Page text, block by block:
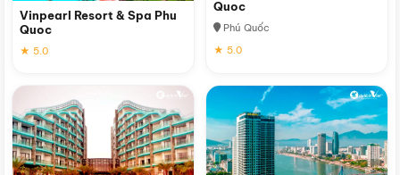
Vinpearl Resort & Spa Phu
Quoc
★ 5.0
Quoc
Phú Quốc
★ 5.0